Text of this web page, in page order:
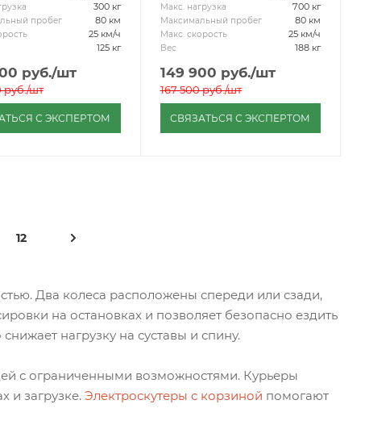
300 кг
пробег 80 км
25 км/ч
125 кг
руб./шт
руб./шт
С ЭКСПЕРТОМ
Макс. нагрузка 700 кг
Максимальный пробег 80 км
Макс. скорость 25 км/ч
Вес 188 кг
149 900 руб./шт
167 500руб./шт
СВЯЗАТЬСЯ С ЭКСПЕРТОМ
12
Два колеса расположены спереди или сзади,
на остановках и позволяет безопасно ездить
нагрузку на суставы и спину.
с ограниченными возможностями. Курьеры
и загрузке. Электроскутеры с корзиной помогают